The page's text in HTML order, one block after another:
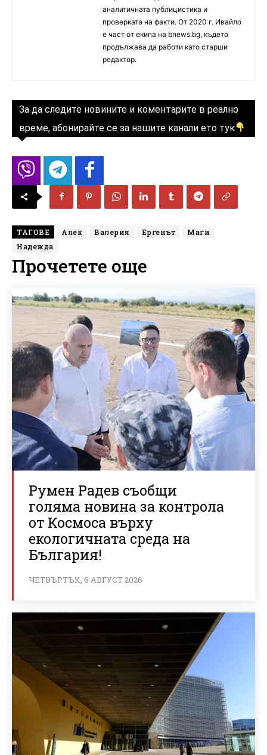
аналитичната публицистика и
проверката на факти. От 2020 г. Ивайло
е част от екипа на bnews.bg, където
продължава да работи като старши
редактор.
За да следите новините и коментарите в реално
време, абонирайте се за нашите канали ето тук
ТАГОВЕ Алек Валерия Ергенът
Маги
Надежда
Прочетете още
Румен Радев съобщи
голяма новина за контрола
от Космоса върху
екологичната среда на
България!
ЧЕТВЪРТЪК, 6 АВГУСТ 2026